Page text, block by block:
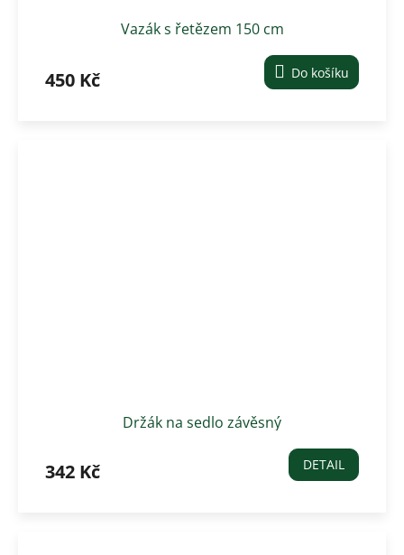
Vazák s řetězem 150 cm
450 Kč Do košíku
Držák na sedlo závěsný
342 Kč DETAIL